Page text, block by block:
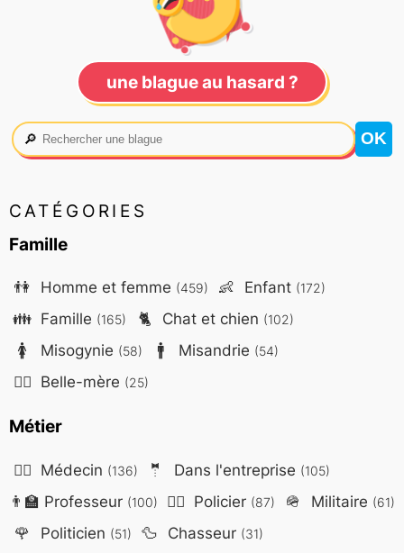
une blague au hasard ?
🔎
CATÉGORIES
Famille
👫 Homme et femme (459) 👶 Enfant (172)
👪 Famille (165) 🐈 Chat et chien (102)
🚺 Misogynie (58) 🚹 Misandrie (54)
🤷‍♀️ Belle-mère (25)
Métier
👨‍⚕️ Médecin (136) 🤵 Dans l'entreprise (105)
👨‍🏫 Professeur (100) 👮‍♂️ Policier (87) 🪖 Militaire (61)
🌹 Politicien (51) 🦆 Chasseur (31)